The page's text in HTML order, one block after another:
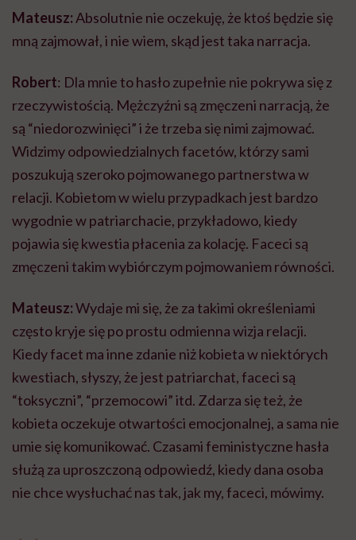
Mateusz:Absolutnie nie oczekuję, że ktoś będzie się
mną zajmował, i nie wiem, skąd jest taka narracja.
Robert: Dla mnie to hasło zupełnie nie pokrywa się z
rzeczywistością. Mężczyźni są zmęczeni narracją, że
są “niedorozwinięci” i że trzeba się nimi zajmować.
Widzimy odpowiedzialnych facetów, którzy sami
poszukują szeroko pojmowanego partnerstwa w
relacji. Kobietom w wielu przypadkach jest bardzo
wygodnie w patriarchacie, przykładowo, kiedy
pojawia się kwestia płacenia za kolację. Faceci są
zmęczeni takim wybiórczym pojmowaniem równości.
Mateusz:Wydaje mi się, że za takimi określeniami
często kryje się po prostu odmienna wizja relacji.
Kiedy facet ma inne zdanie niż kobieta w niektórych
kwestiach, słyszy, że jest patriarchat, faceci są
“toksyczni”, “przemocowi” itd. Zdarza się też, że
kobieta oczekuje otwartości emocjonalnej, a sama nie
umie się komunikować. Czasami feministyczne hasła
służą za uproszczoną odpowiedź, kiedy dana osoba
nie chce wysłuchać nas tak, jak my, faceci, mówimy.